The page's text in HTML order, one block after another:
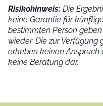
Risikohinweis: Die
keine Garantie für
bestimmten Person
wieder. Die zur Verfügung
erheben keinen
keine Beratung dar.